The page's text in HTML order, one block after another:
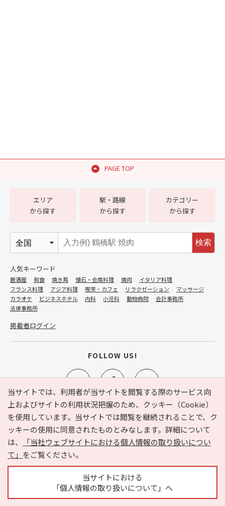
PAGE TOP
当サイトでは、利用者が当サイトを閲覧する際のサービス向
上およびサイトの利用状況把握のため、クッキー（Cookie）
を使用しています。当サイトでは閲覧を継続されることで、ク
ッキーの使用に同意されたものとみなします。詳細について
は、
「当社ウェブサイトにおける個人情報の取り扱いについ
て」 をご覧ください。
当サイトにおける
「個人情報の取り扱いについて」へ
e-NAVITA（イーナビタ）とは？ お気に入り
ヘルプ
利用規約
個人情報の取り扱いについて
運営会社
サイトマップ
広告掲載に関するお問い合わせ
エリア
から探す
駅・路線
から探す
カテゴリー
から探す
検索
人気キーワード
居酒屋 和食 焼き鳥 懐石・会席料理 焼肉
イタリア料理
フランス料理
アジア料理 喫茶・カフェ リラクゼーション
マッサージ
カラオケ
ビジネスホテル 内科 小児科 動物病院
会計事務所
法律事務所
掲載者ログイン
FOLLOW US!